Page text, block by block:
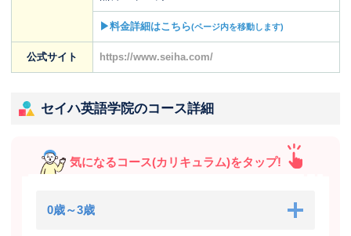
▶料金詳細はこちら(ページ内を移動します)
公式サイト https://www.seiha.com/
セイハ英語学院のコース詳細
気になるコース(カリキュラム)をタップ!
0歳～3歳